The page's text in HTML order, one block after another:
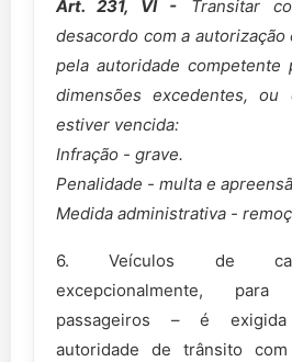
Art. 231, VI - Transitar
desacordo com a
pela autoridade competente
dimensões excedentes, ou
estiver vencida:
Infração - grave.
Penalidade - multa e
Medida administrativa -
6. Veículos de
excepcionalmente,
passageiros – é
autoridade de trânsito